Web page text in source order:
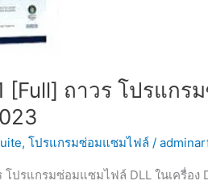
[Full] ถาวร โปรแก
,โปรแกรมซ่อมแซมไฟล์ /
โปรแกรมซ่อมแซมไฟล์ DLL ในเครื่อง